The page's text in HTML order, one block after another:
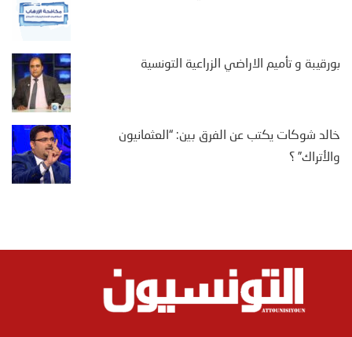
بورقيبة و تأميم الاراضي الزراعية التونسية
خالد شوكات يكتب عن الفرق بين: “العثمانيون
والأتراك” ؟